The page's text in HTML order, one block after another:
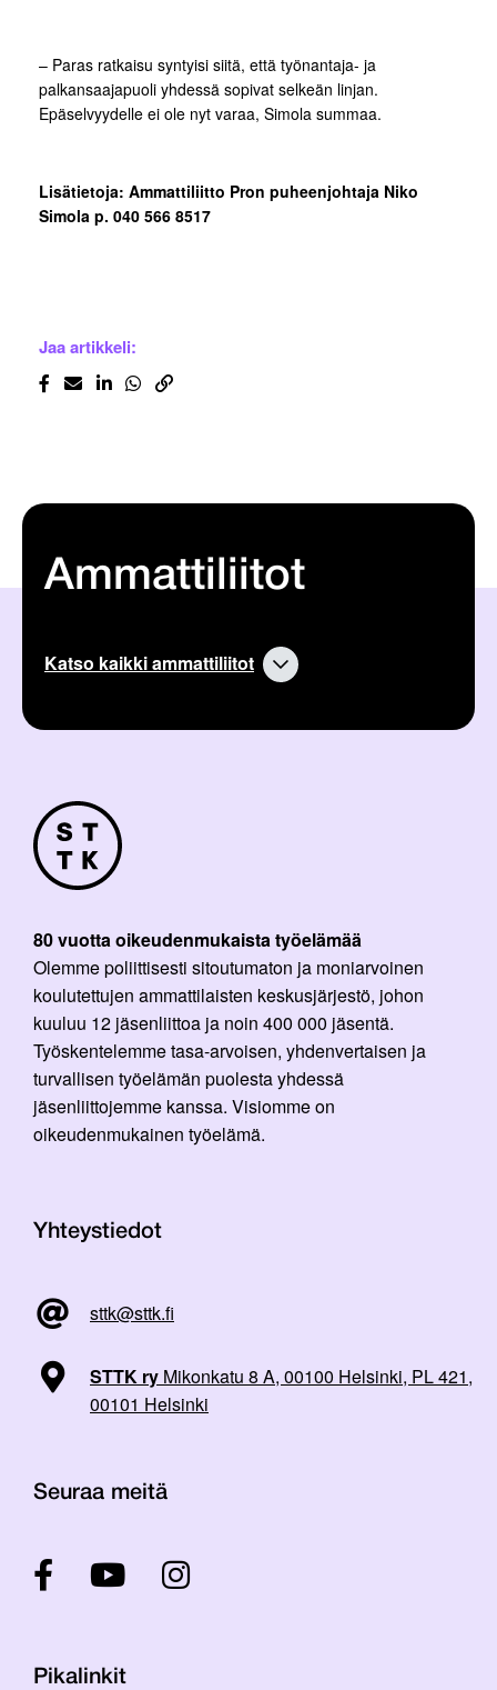
– Paras ratkaisu syntyisi siitä, että työnantaja- ja
palkansaajapuoli yhdessä sopivat selkeän linjan.
Epäselvyydelle ei ole nyt varaa, Simola summaa.
Lisätietoja: Ammattiliitto Pron puheenjohtaja Niko
Simola p. 040 566 8517
Jaa artikkeli:
Ammattiliitot
Katso kaikki ammattiliitot
80 vuotta oikeudenmukaista työelämää
Olemme poliittisesti sitoutumaton ja moniarvoinen
koulutettujen ammattilaisten keskusjärjestö, johon
kuuluu 12 jäsenliittoa ja noin 400 000 jäsentä.
Työskentelemme tasa-arvoisen, yhdenvertaisen ja
turvallisen työelämän puolesta yhdessä
jäsenliittojemme kanssa. Visiomme on
oikeudenmukainen työelämä.
Yhteystiedot
sttk@sttk.fi
STTK ry Mikonkatu 8 A, 00100 Helsinki, PL 421,
00101 Helsinki
Seuraa meitä
Pikalinkit